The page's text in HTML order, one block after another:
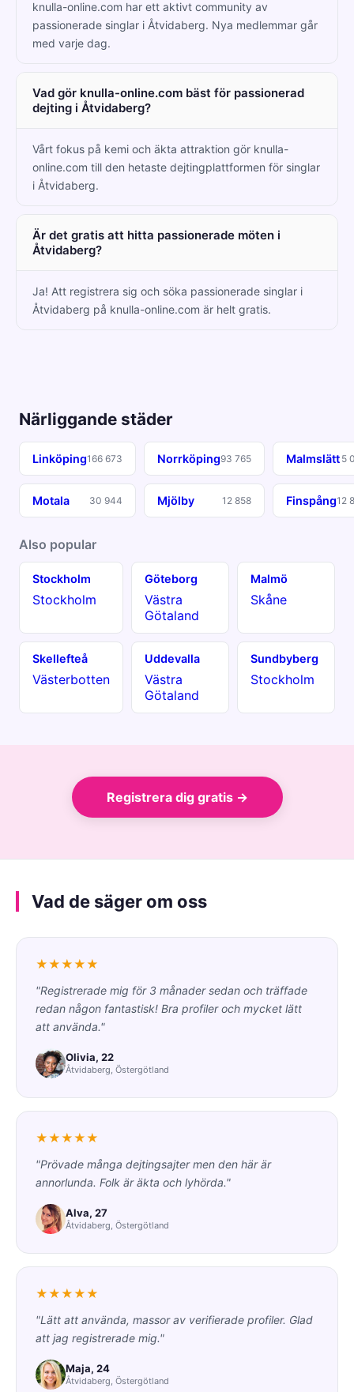
knulla-online.com har ett aktivt community av
passionerade singlar i Åtvidaberg. Nya medlemmar går
med varje dag.
Vad gör knulla-online.com bäst för passionerad
dejting i Åtvidaberg?
Vårt fokus på kemi och äkta attraktion gör knulla-
online.com till den hetaste dejtingplattformen för singlar
i Åtvidaberg.
Är det gratis att hitta passionerade möten i
Åtvidaberg?
Ja! Att registrera sig och söka passionerade singlar i
Åtvidaberg på knulla-online.com är helt gratis.
Närliggande städer
Linköping166 673 Norrköping93 765 Malmslätt 5
Motala 30 944 Mjölby 12 858 Finspång12
Also popular
Stockholm
Stockholm
Göteborg
Västra
Götaland
Malmö
Skåne
Skellefteå
Västerbotten
Uddevalla
Västra
Götaland
Sundbyberg
Stockholm
Registrera dig gratis →
Vad de säger om oss
★★★★★
"Registrerade mig för 3 månader sedan och träffade
redan någon fantastisk! Bra profiler och mycket lätt
att använda."
Olivia, 22
Åtvidaberg, Östergötland
★★★★★
"Prövade många dejtingsajter men den här är
annorlunda. Folk är äkta och lyhörda."
Alva, 27
Åtvidaberg, Östergötland
★★★★★
"Lätt att använda, massor av verifierade profiler. Glad
att jag registrerade mig."
Maja, 24
Åtvidaberg, Östergötland